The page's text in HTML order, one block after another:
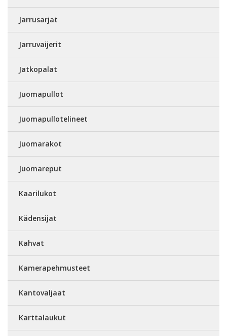
Jarrusarjat
Jarruvaijerit
Jatkopalat
Juomapullot
Juomapullotelineet
Juomarakot
Juomareput
Kaarilukot
Kädensijat
Kahvat
Kamerapehmusteet
Kantovaljaat
Karttalaukut